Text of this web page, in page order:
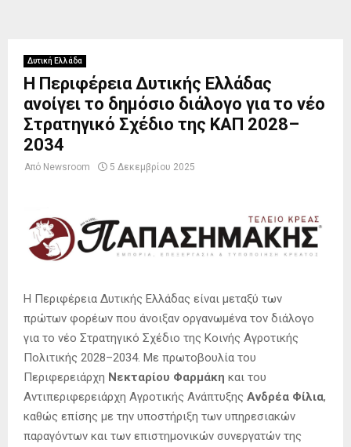
Δυτική Ελλάδα
Η Περιφέρεια Δυτικής Ελλάδας
ανοίγει το δημόσιο διάλογο για το νέο
Στρατηγικό Σχέδιο της ΚΑΠ 2028–
2034
Από Newsroom 5 Δεκεμβρίου 2025
Η Περιφέρεια Δυτικής Ελλάδας είναι μεταξύ των
πρώτων φορέων που άνοιξαν οργανωμένα τον διάλογο
για το νέο Στρατηγικό Σχέδιο της Κοινής Αγροτικής
Πολιτικής 2028–2034. Με πρωτοβουλία του
Περιφερειάρχη Νεκταρίου Φαρμάκη και του
Αντιπεριφερειάρχη Αγροτικής Ανάπτυξης Ανδρέα Φίλια,
καθώς επίσης με την υποστήριξη των υπηρεσιακών
παραγόντων και των επιστημονικών συνεργατών της